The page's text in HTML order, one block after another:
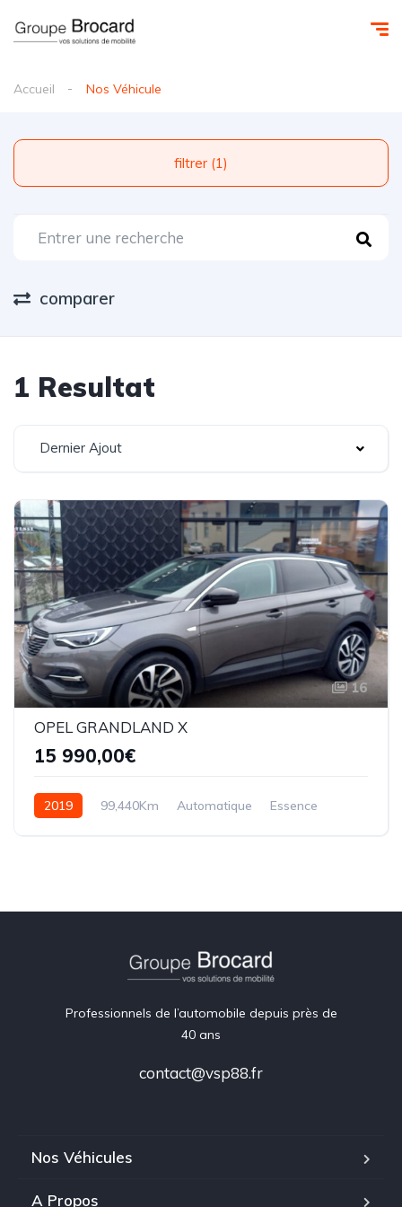
Accueil Nos Véhicule
filtrer (1)
comparer
1 Resultat
Dernier Ajout
16
OPEL GRANDLAND X
15 990,00€
2019 99,440Km Automatique Essence
Professionnels de l’automobile depuis près de
40 ans
contact@vsp88.fr
Nos Véhicules
A Propos